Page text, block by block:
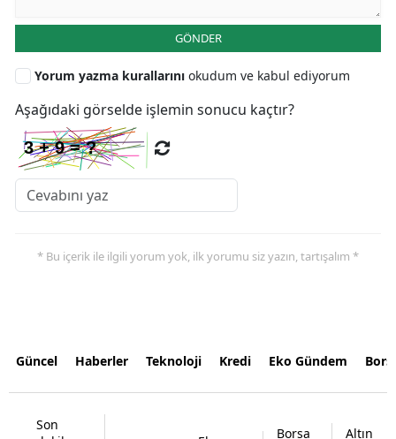
GÖNDER
Yorum yazma kurallarını okudum ve kabul ediyorum
Aşağıdaki görselde işlemin sonucu kaçtır?
* Bu içerik ile ilgili yorum yok, ilk yorumu siz yazın, tartışalım *
Güncel Haberler Teknoloji Kredi Eko Gündem
Son
Borsa Altın